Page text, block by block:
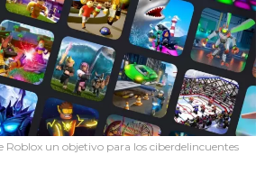
Roblox un objetivo para los ciberdelincuentes